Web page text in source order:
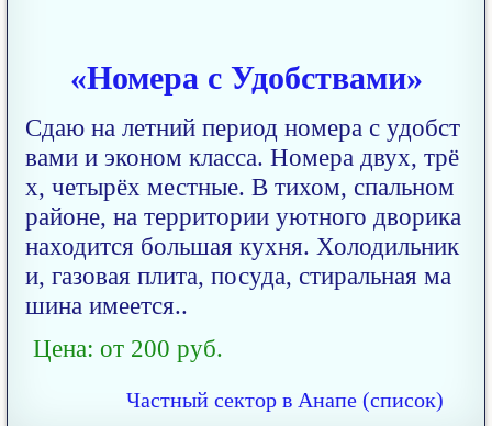
«Номера с Удобствами»
Сдаю на летний период номера с удобст
вами и эконом класса. Номера двух, трё
х, четырёх местные. В тихом, спальном
районе, на территории уютного дворика
находится большая кухня. Холодильник
и, газовая плита, посуда, стиральная ма
шина имеется..
Цена: от 200 руб.
Частный сектор в Анапе (список)